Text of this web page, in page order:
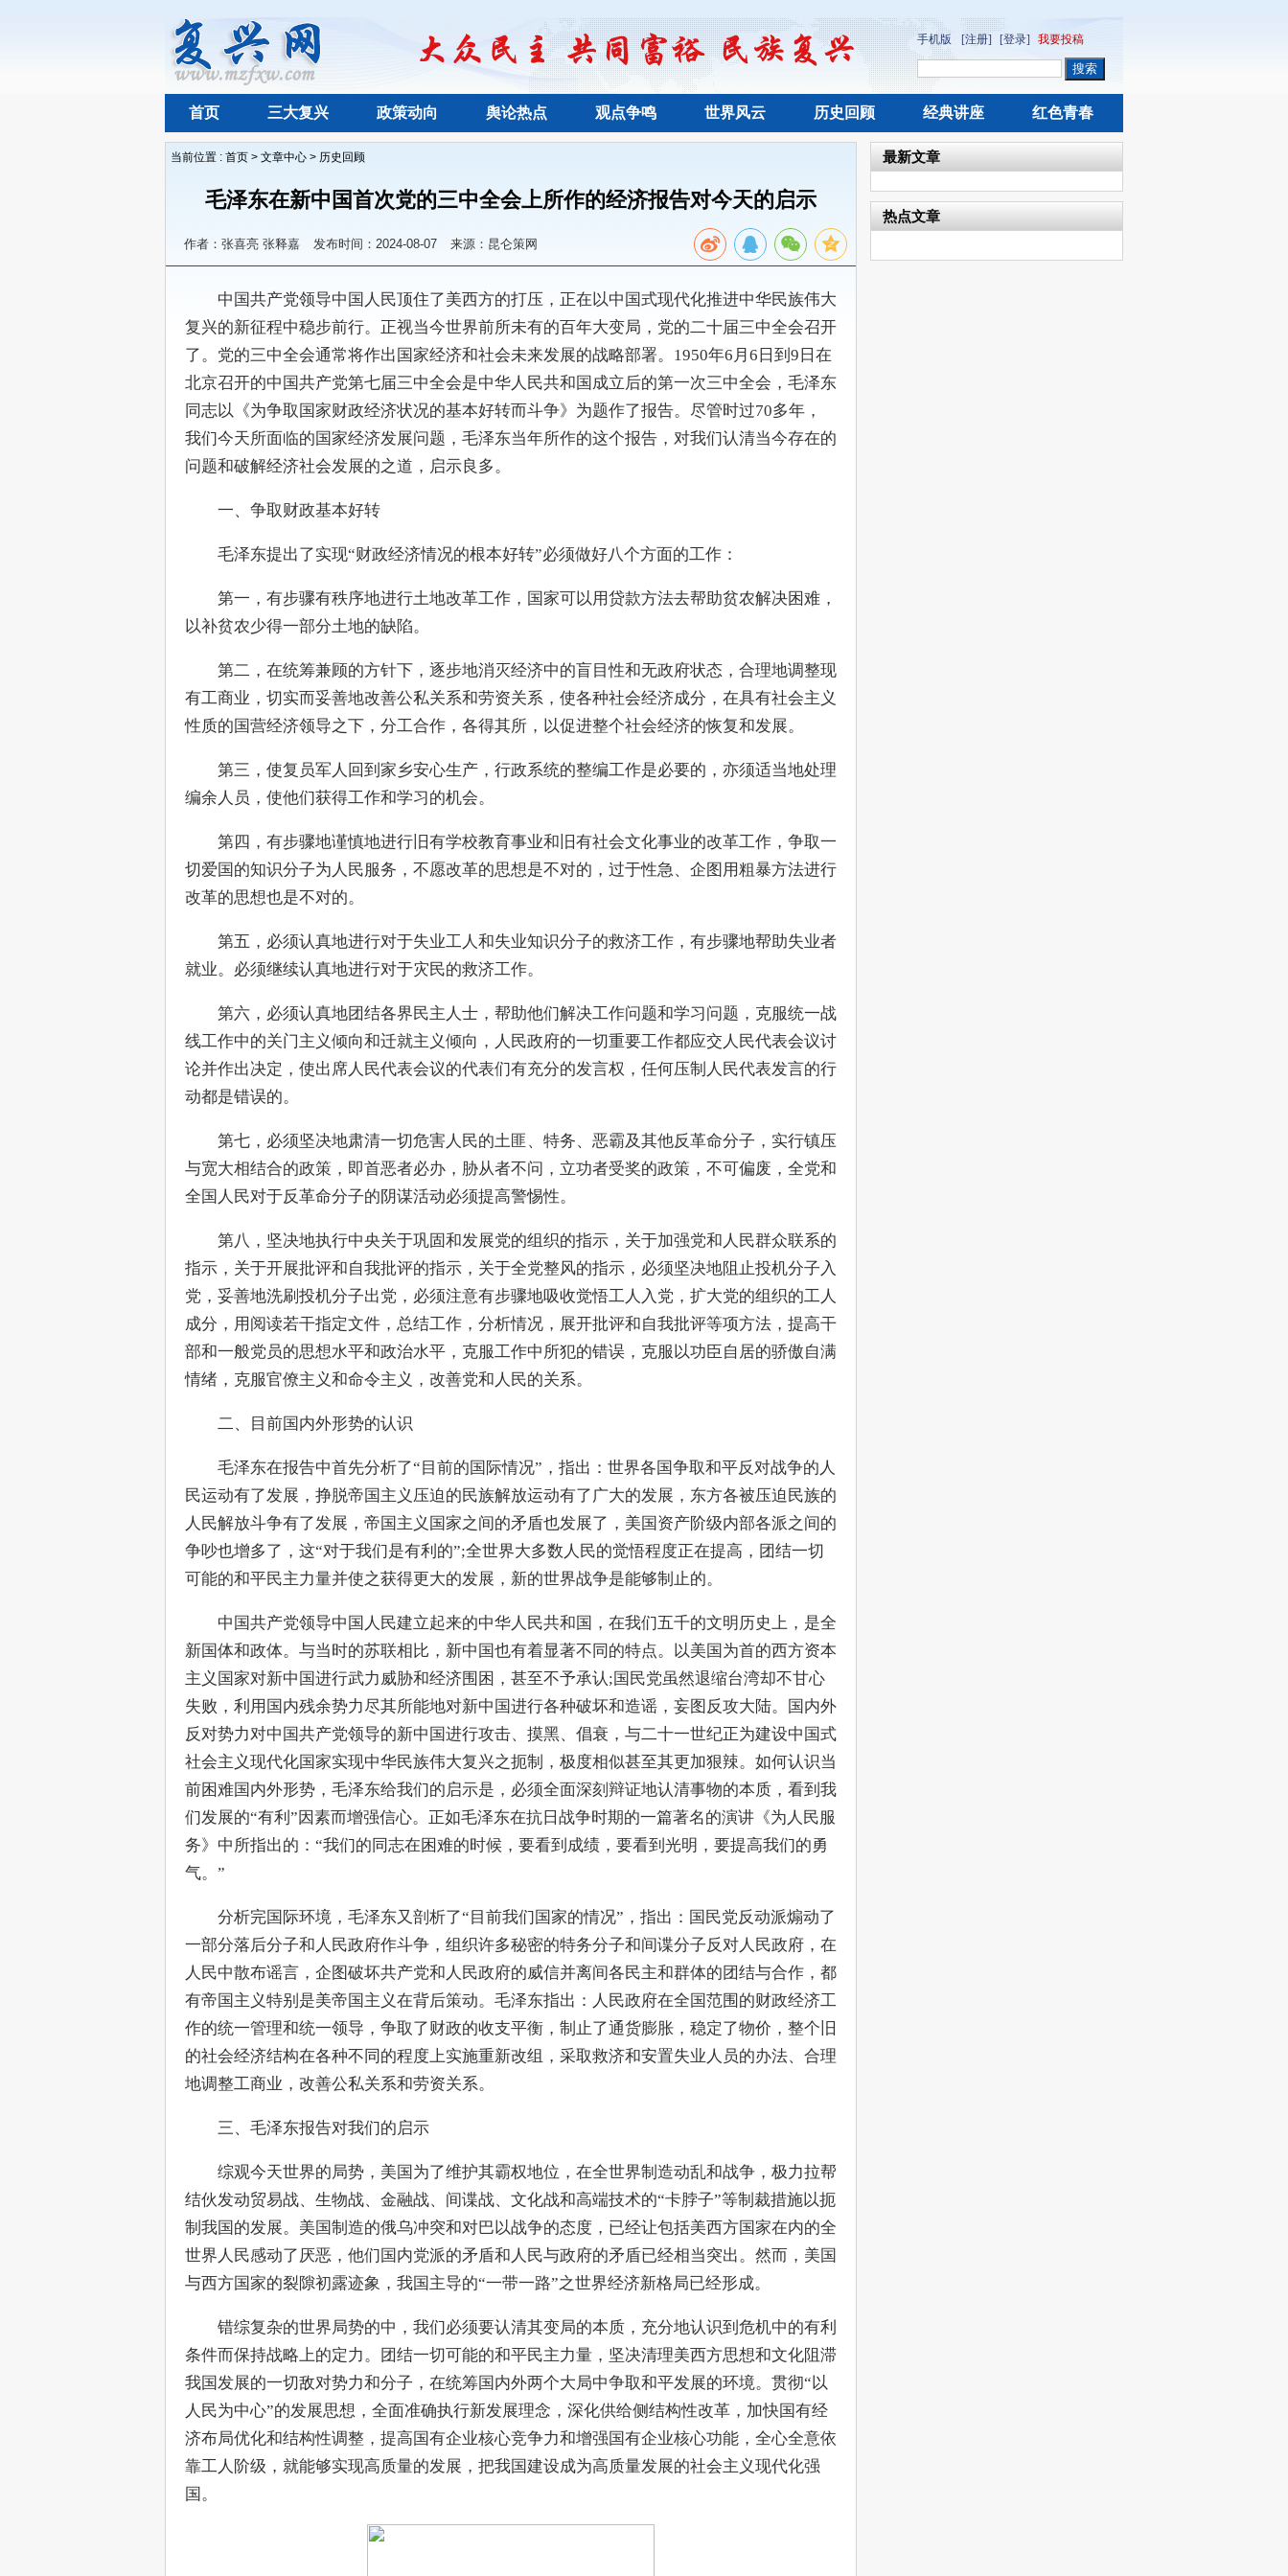
手机版 [注册] [登录] 我要投稿
首页 三大复兴 政策动向 舆论热点 观点争鸣 世界风云 历史回顾 经典讲座 红色青春
当前位置 : 首页 > 文章中心 > 历史回顾
毛泽东在新中国首次党的三中全会上所作的经济报告对今天的启示
作者：张喜亮 张释嘉 发布时间：2024-08-07 来源：昆仑策网
中国共产党领导中国人民顶住了美西方的打压，正在以中国式现代化推进中华民族伟大
复兴的新征程中稳步前行。正视当今世界前所未有的百年大变局，党的二十届三中全会召开
了。党的三中全会通常将作出国家经济和社会未来发展的战略部署。1950年6月6日到9日在
北京召开的中国共产党第七届三中全会是中华人民共和国成立后的第一次三中全会，毛泽东
同志以《为争取国家财政经济状况的基本好转而斗争》为题作了报告。尽管时过70多年，
我们今天所面临的国家经济发展问题，毛泽东当年所作的这个报告，对我们认清当今存在的
问题和破解经济社会发展的之道，启示良多。
一、争取财政基本好转
毛泽东提出了实现“财政经济情况的根本好转”必须做好八个方面的工作：
第一，有步骤有秩序地进行土地改革工作，国家可以用贷款方法去帮助贫农解决困难，
以补贫农少得一部分土地的缺陷。
第二，在统筹兼顾的方针下，逐步地消灭经济中的盲目性和无政府状态，合理地调整现
有工商业，切实而妥善地改善公私关系和劳资关系，使各种社会经济成分，在具有社会主义
性质的国营经济领导之下，分工合作，各得其所，以促进整个社会经济的恢复和发展。
第三，使复员军人回到家乡安心生产，行政系统的整编工作是必要的，亦须适当地处理
编余人员，使他们获得工作和学习的机会。
第四，有步骤地谨慎地进行旧有学校教育事业和旧有社会文化事业的改革工作，争取一
切爱国的知识分子为人民服务，不愿改革的思想是不对的，过于性急、企图用粗暴方法进行
改革的思想也是不对的。
第五，必须认真地进行对于失业工人和失业知识分子的救济工作，有步骤地帮助失业者
就业。必须继续认真地进行对于灾民的救济工作。
第六，必须认真地团结各界民主人士，帮助他们解决工作问题和学习问题，克服统一战
线工作中的关门主义倾向和迁就主义倾向，人民政府的一切重要工作都应交人民代表会议讨
论并作出决定，使出席人民代表会议的代表们有充分的发言权，任何压制人民代表发言的行
动都是错误的。
第七，必须坚决地肃清一切危害人民的土匪、特务、恶霸及其他反革命分子，实行镇压
与宽大相结合的政策，即首恶者必办，胁从者不问，立功者受奖的政策，不可偏废，全党和
全国人民对于反革命分子的阴谋活动必须提高警惕性。
第八，坚决地执行中央关于巩固和发展党的组织的指示，关于加强党和人民群众联系的
指示，关于开展批评和自我批评的指示，关于全党整风的指示，必须坚决地阻止投机分子入
党，妥善地洗刷投机分子出党，必须注意有步骤地吸收觉悟工人入党，扩大党的组织的工人
成分，用阅读若干指定文件，总结工作，分析情况，展开批评和自我批评等项方法，提高干
部和一般党员的思想水平和政治水平，克服工作中所犯的错误，克服以功臣自居的骄傲自满
情绪，克服官僚主义和命令主义，改善党和人民的关系。
二、目前国内外形势的认识
毛泽东在报告中首先分析了“目前的国际情况”，指出：世界各国争取和平反对战争的人
民运动有了发展，挣脱帝国主义压迫的民族解放运动有了广大的发展，东方各被压迫民族的
人民解放斗争有了发展，帝国主义国家之间的矛盾也发展了，美国资产阶级内部各派之间的
争吵也增多了，这“对于我们是有利的”;全世界大多数人民的觉悟程度正在提高，团结一切
可能的和平民主力量并使之获得更大的发展，新的世界战争是能够制止的。
中国共产党领导中国人民建立起来的中华人民共和国，在我们五千的文明历史上，是全
新国体和政体。与当时的苏联相比，新中国也有着显著不同的特点。以美国为首的西方资本
主义国家对新中国进行武力威胁和经济围困，甚至不予承认;国民党虽然退缩台湾却不甘心
失败，利用国内残余势力尽其所能地对新中国进行各种破坏和造谣，妄图反攻大陆。国内外
反对势力对中国共产党领导的新中国进行攻击、摸黑、倡衰，与二十一世纪正为建设中国式
社会主义现代化国家实现中华民族伟大复兴之扼制，极度相似甚至其更加狠辣。如何认识当
前困难国内外形势，毛泽东给我们的启示是，必须全面深刻辩证地认清事物的本质，看到我
们发展的“有利”因素而增强信心。正如毛泽东在抗日战争时期的一篇著名的演讲《为人民服
务》中所指出的：“我们的同志在困难的时候，要看到成绩，要看到光明，要提高我们的勇
气。”
分析完国际环境，毛泽东又剖析了“目前我们国家的情况”，指出：国民党反动派煽动了
一部分落后分子和人民政府作斗争，组织许多秘密的特务分子和间谍分子反对人民政府，在
人民中散布谣言，企图破坏共产党和人民政府的威信并离间各民主和群体的团结与合作，都
有帝国主义特别是美帝国主义在背后策动。毛泽东指出：人民政府在全国范围的财政经济工
作的统一管理和统一领导，争取了财政的收支平衡，制止了通货膨胀，稳定了物价，整个旧
的社会经济结构在各种不同的程度上实施重新改组，采取救济和安置失业人员的办法、合理
地调整工商业，改善公私关系和劳资关系。
三、毛泽东报告对我们的启示
综观今天世界的局势，美国为了维护其霸权地位，在全世界制造动乱和战争，极力拉帮
结伙发动贸易战、生物战、金融战、间谍战、文化战和高端技术的“卡脖子”等制裁措施以扼
制我国的发展。美国制造的俄乌冲突和对巴以战争的态度，已经让包括美西方国家在内的全
世界人民感动了厌恶，他们国内党派的矛盾和人民与政府的矛盾已经相当突出。然而，美国
与西方国家的裂隙初露迹象，我国主导的“一带一路”之世界经济新格局已经形成。
错综复杂的世界局势的中，我们必须要认清其变局的本质，充分地认识到危机中的有利
条件而保持战略上的定力。团结一切可能的和平民主力量，坚决清理美西方思想和文化阻滞
我国发展的一切敌对势力和分子，在统筹国内外两个大局中争取和平发展的环境。贯彻“以
人民为中心”的发展思想，全面准确执行新发展理念，深化供给侧结构性改革，加快国有经
济布局优化和结构性调整，提高国有企业核心竞争力和增强国有企业核心功能，全心全意依
靠工人阶级，就能够实现高质量的发展，把我国建设成为高质量发展的社会主义现代化强
国。
最新文章
热点文章